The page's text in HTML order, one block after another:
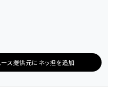
ス提供元にネッ担を追加